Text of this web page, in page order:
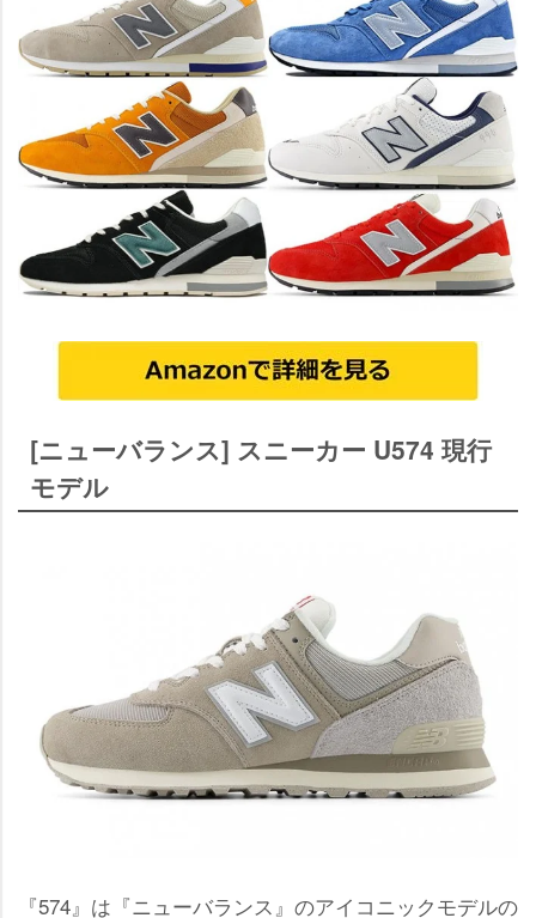
[ニューバランス] スニーカー U574 現行
モデル
『574』は『ニューバランス』のアイコニックモデルの